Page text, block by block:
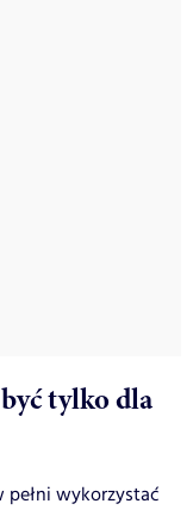
tylko dla
pełni wykorzystać